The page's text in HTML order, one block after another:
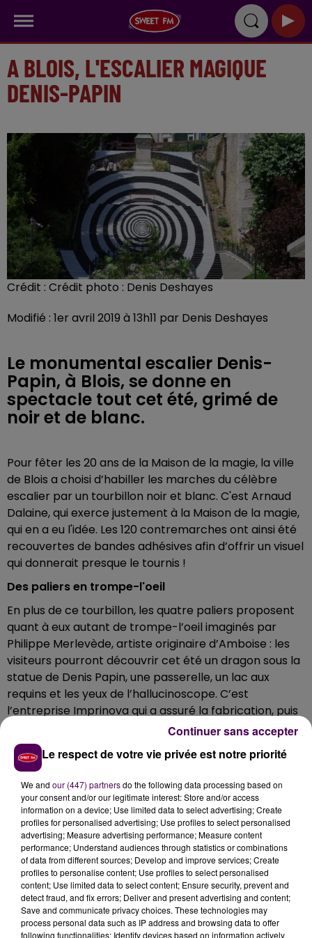
A BLOIS, L'ESCALIER MAGIQUE
DENIS-PAPIN
Crédit : Crédit photo : Denis Deshayes
Modifié : 1er avril 2019 à 13h11 par Denis Deshayes
Le monumental escalier Denis-
Papin, à Blois, se donne en
spectacle tout cet été, grimé de
noir et de blanc.
Pour fêter les 20 ans de la Maison de la magie, la ville
de Blois a choisi d’habiller les marches du célèbre
escalier par un tourbillon noir et blanc. C'est Arnaud
Dalaine, qui exerce justement à la Maison de la magie,
qui en a eu l'idée. Les 120 contremarches ont ainsi été
recouvertes de bandes adhésives afin d’offrir un visuel
qui donnerait presque le tournis !
Des paliers en trompe-l'oeil
En plus de ce tourbillon, les quatre paliers proposent
quant à eux autant de trompe-l’oeil imaginés par
Philippe Merlevède, artiste originaire d’Amboise : les
visiteurs pourront découvrir cet été un dragon sous la
statue de Denis Papin, une passerelle, un lac aux
requins et les yeux de l’hallucinoscope. C’est
l’entreprise Imprinova qui a assuré la fabrication, puis
la pose des adhésifs pendant quatre jours.
Un concours photo
Depuis 2013, la ville habille ses escaliers monumentaux
à l’occasion d’évènements d’envergure comme les
Rendez-vous de l’histoire, le festival BD Boum ou bien
encore les"Des lyres d’hiver"avec la fameuse piste de
ski. Pour ce millésime 2018, la ville de Blois lancer par
ailleurs un concours photo ouvert au public afin de
récompenser le cliché le plus... magique !
Le respect de votre vie privée est notre priorité
We and our (447) partnersdo the following data processing based on
your consent and/or our legitimate interest: Store and/or access
information on a device; Use limited data to select advertising; Create
profiles for personalised advertising; Use profiles to select personalised
advertising; Measure advertising performance; Measure content
performance; Understand audiences through statistics or combinations
of data from different sources; Develop and improve services; Create
profiles to personalise content; Use profiles to select personalised
content; Use limited data to select content; Ensure security, prevent and
detect fraud, and fix errors; Deliver and present advertising and content;
Save and communicate privacy choices. These technologies may
process personal data such as IP address and browsing data to offer
following functionalities: Identify devices based on information actively
Continuer sans accepter